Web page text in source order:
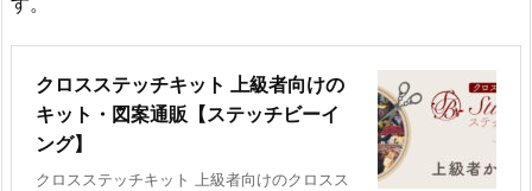
クロスステッチキット 上級者向けの
キット・図案通販【ステッチビーイ
ング】
クロスステッチキット 上級者向けのクロスス